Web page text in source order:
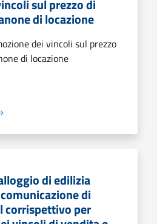
sul prezzo di
di locazione
dei vincoli sul prezzo
di locazione
di edilizia
di
corrispettivo per